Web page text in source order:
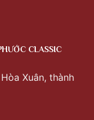
CLASSIC
Xuân, thành